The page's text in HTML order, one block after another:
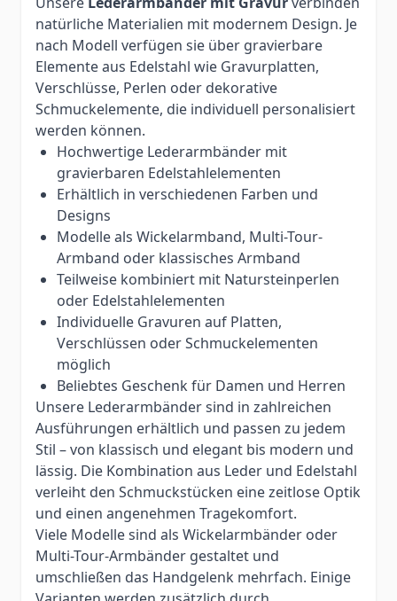
natürliche Materialien mit modernem Design. Je
nach Modell verfügen sie über gravierbare
Elemente aus Edelstahl wie Gravurplatten,
Verschlüsse, Perlen oder dekorative
Schmuckelemente, die individuell personalisiert
werden können.
Hochwertige Lederarmbänder mit
gravierbaren Edelstahlelementen
Erhältlich in verschiedenen Farben und
Designs
Modelle als Wickelarmband, Multi-Tour-
Armband oder klassisches Armband
Teilweise kombiniert mit Natursteinperlen
oder Edelstahlelementen
Individuelle Gravuren auf Platten,
Verschlüssen oder Schmuckelementen
möglich
Beliebtes Geschenk für Damen und Herren
Unsere Lederarmbänder sind in zahlreichen
Ausführungen erhältlich und passen zu jedem
Stil – von klassisch und elegant bis modern und
lässig. Die Kombination aus Leder und Edelstahl
verleiht den Schmuckstücken eine zeitlose Optik
und einen angenehmen Tragekomfort.
Viele Modelle sind als Wickelarmbänder oder
Multi-Tour-Armbänder gestaltet und
umschließen das Handgelenk mehrfach. Einige